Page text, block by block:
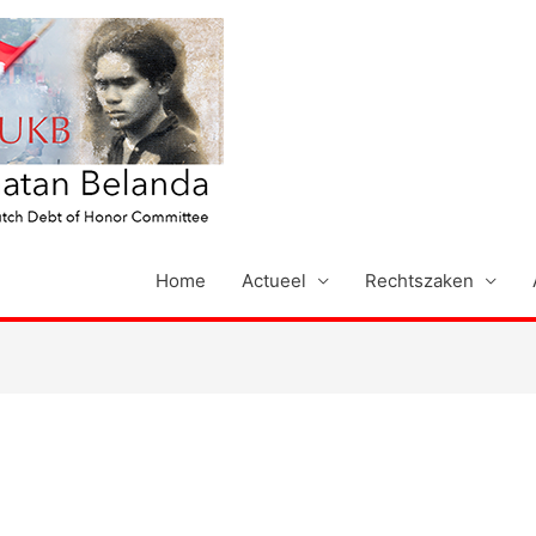
Home Actueel Rechtszaken